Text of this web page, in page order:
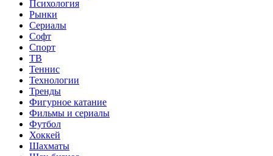
Психология
Рынки
Сериалы
Софт
Спорт
ТВ
Теннис
Технологии
Тренды
Фигурное катание
Фильмы и сериалы
Футбол
Хоккей
Шахматы